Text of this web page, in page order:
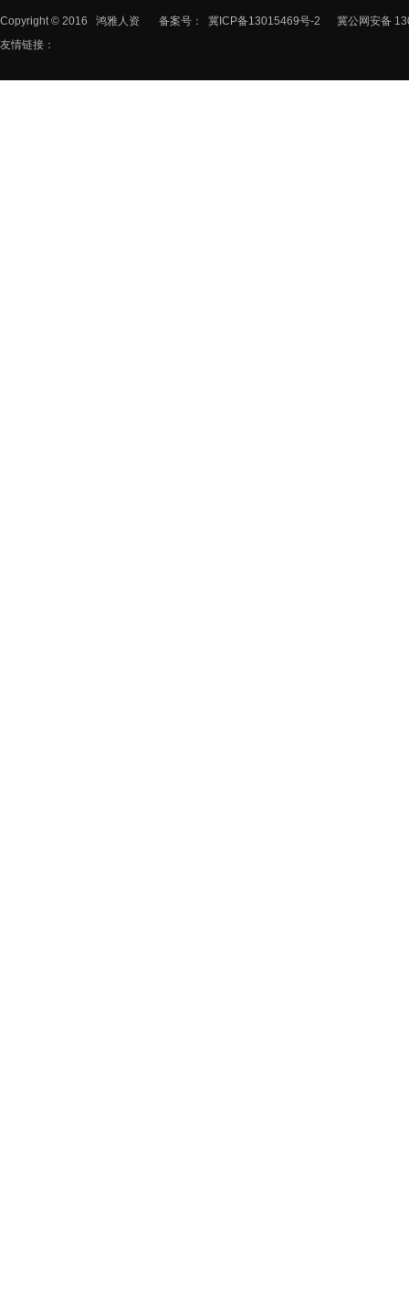
Copyright © 2016 鸿雅人资 备案号： 冀ICP备13015469号-2
冀公网安备
友情链接：